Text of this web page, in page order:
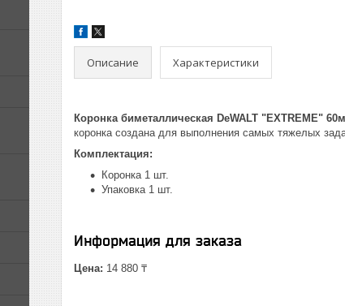
Описание Характеристики
Коронка биметаллическая DeWALT "EXTREME"
коронка создана для выполнения самых тяжелых
Комплектация:
Коронка 1 шт.
Упаковка 1 шт.
Информация для заказа
Цена: 14 880 ₸